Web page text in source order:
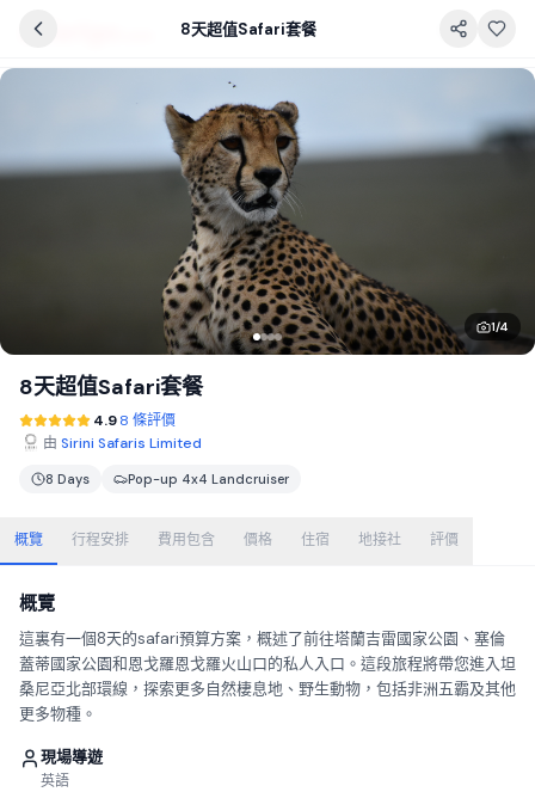
8天超值Safari套餐
1/4
8天超值Safari套餐
4.98 條評價
由 Sirini Safaris Limited
8 Days Pop-up 4x4 Landcruiser
概覽 行程安排 費用包含 價格 住宿 地接社 評價
概覽
這裏有一個8天的safari預算方案，概述了前往塔蘭吉雷國家公園、塞倫
蓋蒂國家公園和恩戈羅恩戈羅火山口的私人入口。這段旅程將帶您進入坦
桑尼亞北部環線，探索更多自然棲息地、野生動物，包括非洲五霸及其他
更多物種。
現場導遊
英語